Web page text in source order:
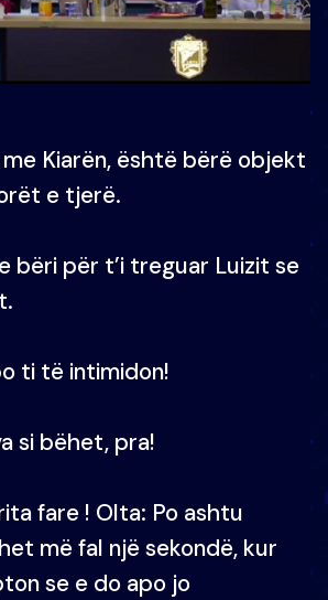
Kiarën, është bërë objekt
e tjerë.
bëri për t’i treguar Luizit se
ti të intimidon!
si bëhet, pra!
fare ! Olta: Po ashtu
më fal një sekondë, kur
se e do apo jo